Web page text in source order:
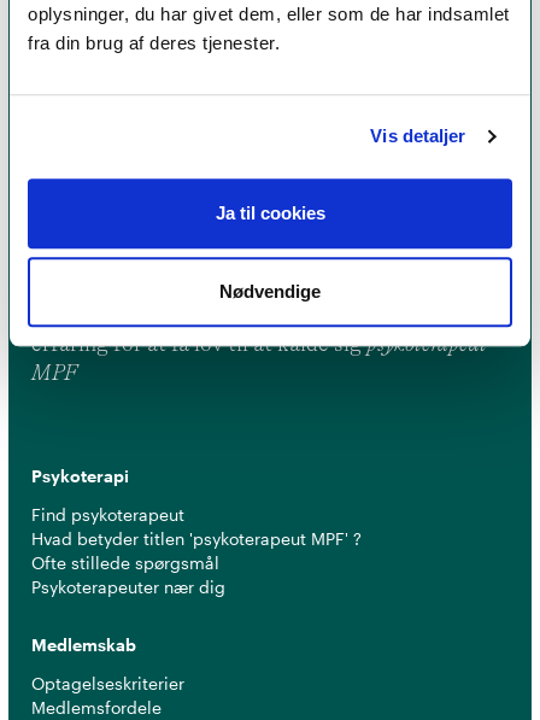
oplysninger, du har givet dem, eller som de har indsamlet
fra din brug af deres tjenester.
Vis detaljer
Ja til cookies
Nødvendige
Et medlemskab af Dansk Psykoterapeutforening
er et kvalitetsstempel. Alle vores medlemmer skal
erfaring for at få lov til at kalde sigpsykoterapeut
MPF
Psykoterapi
Find psykoterapeut
Hvad betyder titlen 'psykoterapeut MPF' ?
Ofte stillede spørgsmål
Psykoterapeuter nær dig
Medlemskab
Optagelseskriterier
Medlemsfordele